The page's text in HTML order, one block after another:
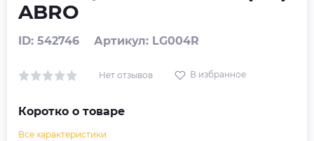
ABRO
ID: 542746 Артикул: LG004R
Нет отзывов В избранное
Коротко о товаре
Все характеристики